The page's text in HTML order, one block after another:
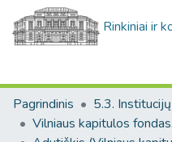
Rinkiniai ir
Pagrindinis